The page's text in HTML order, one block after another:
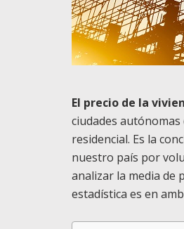
El precio de la
ciudades
residencial. Es la
nuestro país por
analizar la media de
estadística es en